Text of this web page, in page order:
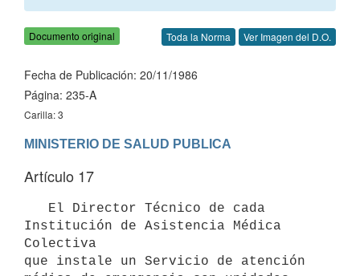
Documento original Toda la Norma Ver Imagen del D.O.
Fecha de Publicación: 20/11/1986
Página: 235-A
Carilla: 3
MINISTERIO DE SALUD PUBLICA
Artículo 17
Institución de Asistencia Médica
Colectiva
que instale un Servicio de atención